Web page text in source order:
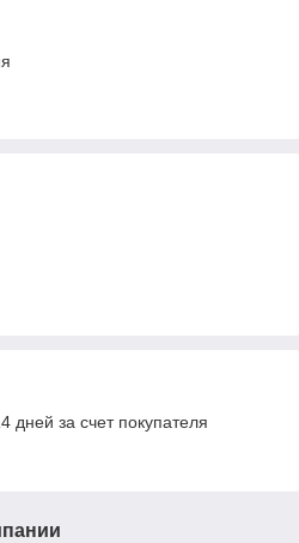
дней за счет покупателя